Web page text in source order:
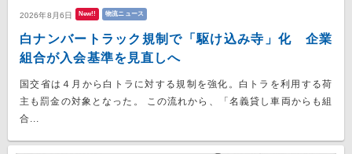
2026年8月6日 New!! 物流ニュース
白ナンバートラック規制で「駆け込み寺」化 企業
組合が入会基準を見直しへ
国交省は４月から白トラに対する規制を強化。白トラを利用する荷
主も罰金の対象となった。 この流れから、「名義貸し車両からも組
合...